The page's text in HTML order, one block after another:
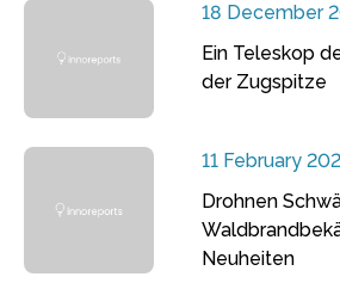
18 December
Ein Teleskop
der Zugspitze
11 February
Drohnen
Neuheiten